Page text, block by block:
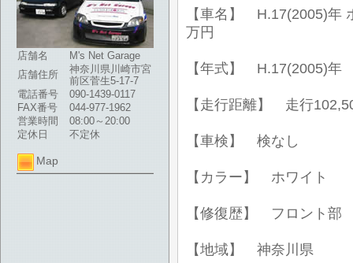
店舗名
M's Net Garage
店舗住所
神奈川県川崎市宮
前区菅生5-17-7
電話番号
090-1439-0117
FAX番号
044-977-1962
営業時間
08:00～20:00
定休日
不定休
Map
【車名】 H.17(2005)年
万円
【年式】 H.17(2005)年
【走行距離】 走行
【車検】 検なし
【カラー】 ホワイト
【修復歴】 フロント部
【地域】 神奈川県